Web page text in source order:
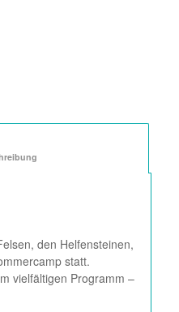
den Helfensteinen,
statt.
vielfältigen Programm –